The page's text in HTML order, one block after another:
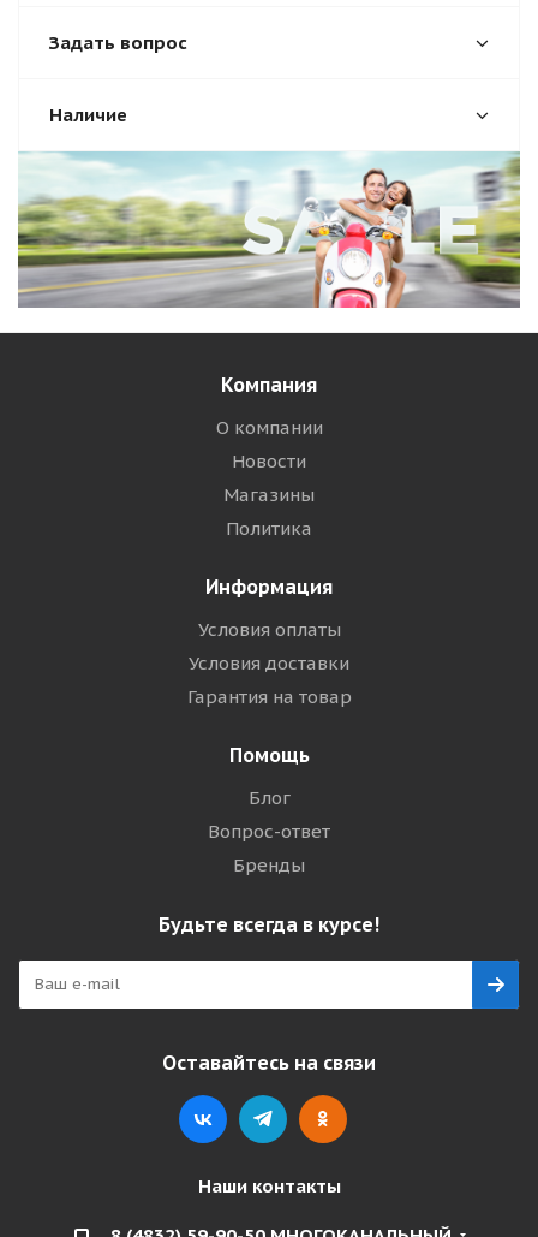
Задать вопрос
Наличие
Компания
О компании
Новости
Магазины
Политика
Информация
Условия оплаты
Условия доставки
Гарантия на товар
Помощь
Блог
Вопрос-ответ
Бренды
Будьте всегда в курсе!
Оставайтесь на связи
Наши контакты